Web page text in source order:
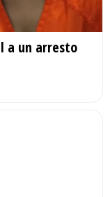
a un arresto